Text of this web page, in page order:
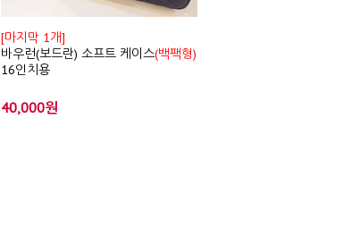
[마지막 1개]
바우런(보드란) 소프트 케이스(백팩형)
16인치용
40,000원